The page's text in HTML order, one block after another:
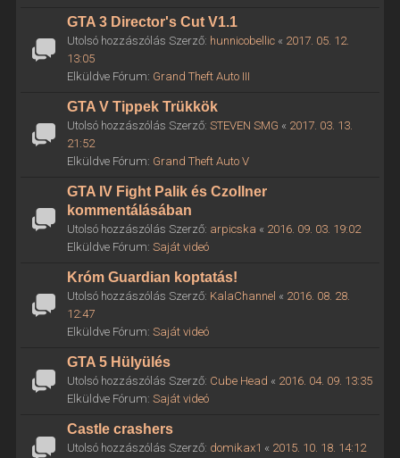
GTA 3 Director's Cut V1.1
Utolsó hozzászólás Szerző: hunnicobellic« 2017. 05. 12.
13:05
Elküldve Fórum: Grand Theft Auto III
GTA V Tippek Trükkök
Utolsó hozzászólás Szerző: STEVEN SMG « 2017. 03. 13.
21:52
Elküldve Fórum: Grand Theft Auto V
GTA IV Fight Palik és Czollner
kommentálásában
Utolsó hozzászólás Szerző: arpicska « 2016. 09. 03. 19:02
Elküldve Fórum: Saját videó
Króm Guardian koptatás!
Utolsó hozzászólás Szerző: KalaChannel « 2016. 08. 28.
12:47
Elküldve Fórum: Saját videó
GTA 5 Hülyülés
Utolsó hozzászólás Szerző: Cube Head « 2016. 04. 09. 13:35
Elküldve Fórum: Saját videó
Castle crashers
Utolsó hozzászólás Szerző: domikax1 « 2015. 10. 18. 14:12